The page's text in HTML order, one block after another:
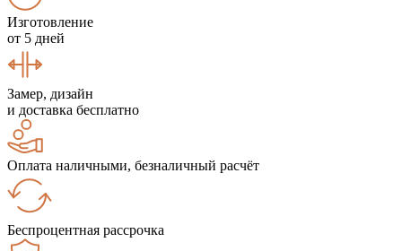
Изготовление
от 5 дней
Замер, дизайн
и доставка бесплатно
Оплата наличными, безналичный расчёт
Беспроцентная рассрочка